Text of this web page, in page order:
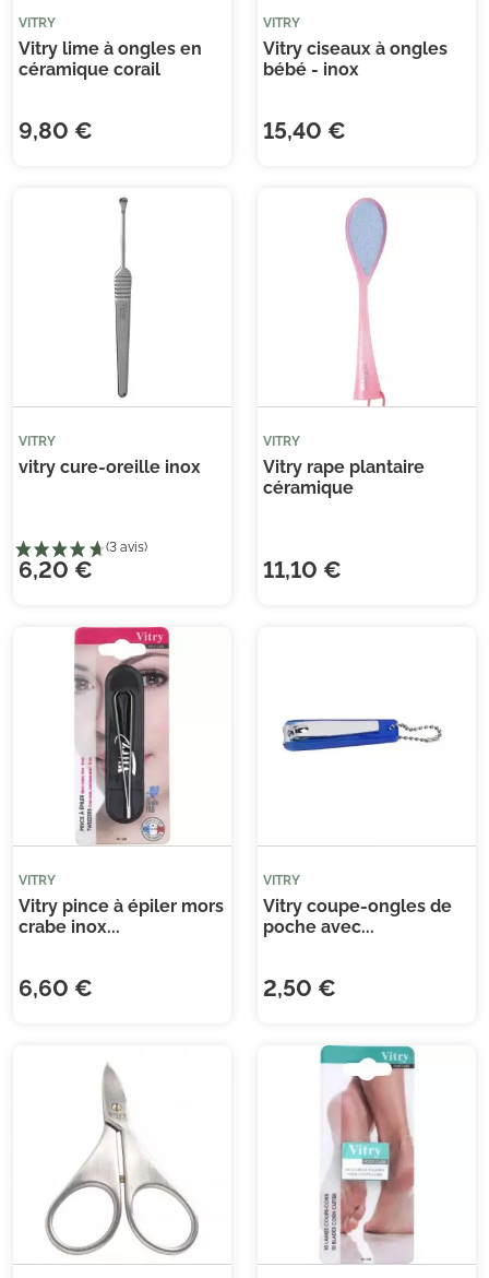
VITRY
Vitry lime à ongles en
céramique corail
9,80 €
VITRY
Vitry ciseaux à ongles
bébé - inox
15,40 €
VITRY
vitry cure-oreille inox
6,20 €
VITRY
Vitry rape plantaire
céramique
11,10 €
VITRY
Vitry pince à épiler mors
crabe inox...
6,60 €
VITRY
Vitry coupe-ongles de
poche avec...
2,50 €